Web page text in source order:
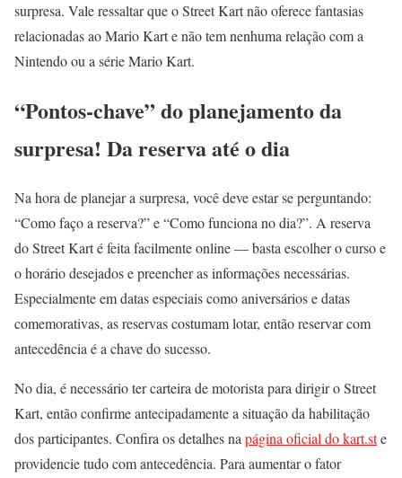
surpresa. Vale ressaltar que o Street Kart não oferece fantasias
relacionadas ao Mario Kart e não tem nenhuma relação com a
Nintendo ou a série Mario Kart.
“Pontos-chave” do planejamento da
surpresa! Da reserva até o dia
Na hora de planejar a surpresa, você deve estar se perguntando:
“Como faço a reserva?” e “Como funciona no dia?”. A reserva
do Street Kart é feita facilmente online — basta escolher o curso e
o horário desejados e preencher as informações necessárias.
Especialmente em datas especiais como aniversários e datas
comemorativas, as reservas costumam lotar, então reservar com
antecedência é a chave do sucesso.
No dia, é necessário ter carteira de motorista para dirigir o Street
Kart, então confirme antecipadamente a situação da habilitação
dos participantes. Confira os detalhes na página oficial do kart.ste
providencie tudo com antecedência. Para aumentar o fator